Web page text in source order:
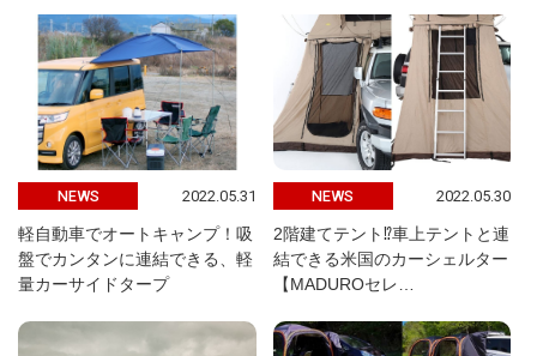
NEWS 2022.05.31
軽自動車でオートキャンプ！吸
盤でカンタンに連結できる、軽
量カーサイドタープ
NEWS 2022.05.30
2階建てテント⁉車上テントと連
結できる米国のカーシェルター
【MADUROセレ…